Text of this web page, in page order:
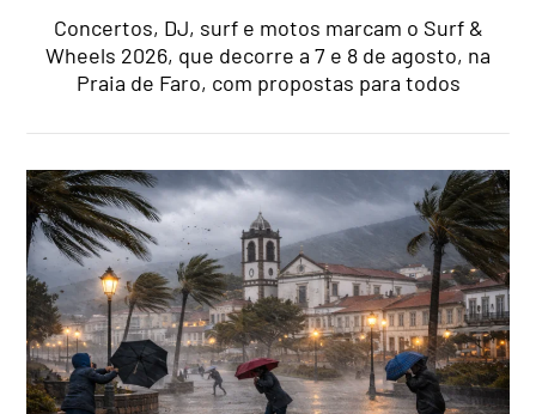
Concertos, DJ, surf e motos marcam o Surf &
Wheels 2026, que decorre a 7 e 8 de agosto, na
Praia de Faro, com propostas para todos